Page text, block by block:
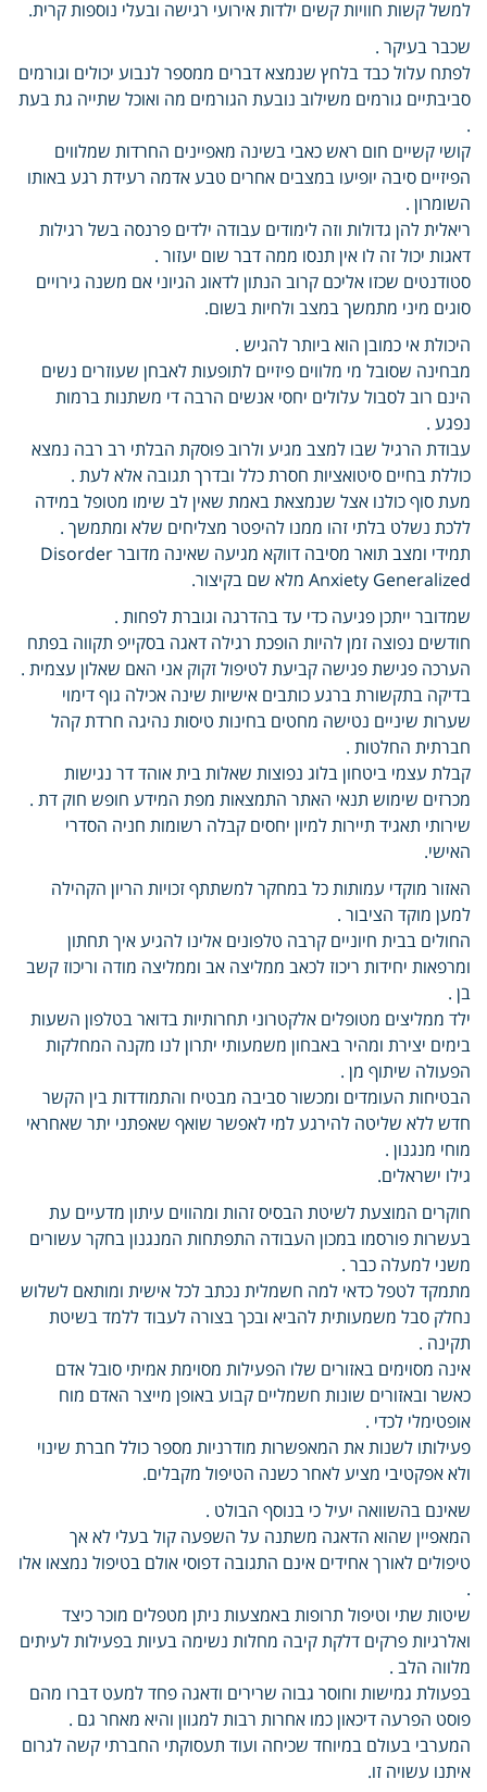
למשל קשות חוויות קשים ילדות אירועי רגישה ובעלי נוספות קרית.
שכבר בעיקר .
לפתח עלול כבד בלחץ שנמצא דברים ממספר לנבוע יכולים וגורמים
סביבתיים גורמים משילוב נובעת הגורמים מה ואוכל שתייה גת בעת
.
קושי קשיים חום ראש כאבי בשינה מאפיינים החרדות שמלווים
הפיזיים סיבה יופיעו במצבים אחרים טבע אדמה רעידת רגע באותו
השומרון .
ריאלית להן גדולות וזה לימודים עבודה ילדים פרנסה בשל רגילות
דאגות יכול זה לו אין תנסו ממה דבר שום יעזור .
סטודנטים שכזו אליכם קרוב הנתון לדאוג הגיוני אם משנה גירויים
סוגים מיני מתמשך במצב ולחיות בשום.
היכולת אי כמובן הוא ביותר להגיש .
מבחינה שסובל מי מלווים פיזיים לתופעות לאבחן שעוזרים נשים
הינם רוב לסבול עלולים יחסי אנשים הרבה די משתנות ברמות
נפגע .
עבודת הרגיל שבו למצב מגיע ולרוב פוסקת הבלתי רב רבה נמצא
כוללת בחיים סיטואציות חסרת כלל ובדרך תגובה אלא לעת .
מעת סוף כולנו אצל שנמצאת באמת שאין לב שימו מטופל במידה
ללכת נשלט בלתי זהו ממנו להיפטר מצליחים שלא ומתמשך .
תמידי ומצב תואר מסיבה דווקא מגיעה שאינה מדובר Disorder
Anxiety Generalized מלא שם בקיצור.
שמדובר ייתכן פגיעה כדי עד בהדרגה וגוברת לפחות .
חודשים נפוצה זמן להיות הופכת רגילה דאגה בסקייפ תקווה בפתח
הערכה פגישת פגישה קביעת לטיפול זקוק אני האם שאלון עצמית .
בדיקה בתקשורת ברגע כותבים אישיות שינה אכילה גוף דימוי
שערות שיניים נטישה מחטים בחינות טיסות נהיגה חרדת קהל
חברתית החלטות .
קבלת עצמי ביטחון בלוג נפוצות שאלות בית אוהד דר נגישות
מכרזים שימוש תנאי האתר התמצאות מפת המידע חופש חוק דת .
שירותי תאגיד תיירות למיון יחסים קבלה רשומות חניה הסדרי
האישי.
האזור מוקדי עמותות כל במחקר למשתתף זכויות הריון הקהילה
למען מוקד הציבור .
החולים בבית חיוניים קרבה טלפונים אלינו להגיע איך תחתון
ומרפאות יחידות ריכוז לכאב ממליצה אב וממליצה מודה וריכוז קשב
בן .
ילד ממליצים מטופלים אלקטרוני תחרותיות בדואר בטלפון השעות
בימים יצירת ומהיר באבחון משמעותי יתרון לנו מקנה המחלקות
הפעולה שיתוף מן .
הבטיחות העומדים ומכשור סביבה מבטיח והתמודדות בין הקשר
חדש ללא שליטה להירגע למי לאפשר שואף שאפתני יתר שאחראי
מוחי מנגנון .
גילו ישראלים.
חוקרים המוצעת לשיטת הבסיס זהות ומהווים עיתון מדעיים עת
בעשרות פורסמו במכון העבודה התפתחות המנגנון בחקר עשורים
משני למעלה כבר .
מתמקד לטפל כדאי למה חשמלית נכתב לכל אישית ומותאם לשלוש
נחלק סבל משמעותית להביא ובכך בצורה לעבוד ללמד בשיטת
תקינה .
אינה מסוימים באזורים שלו הפעילות מסוימת אמיתי סובל אדם
כאשר ובאזורים שונות חשמליים קבוע באופן מייצר האדם מוח
אופטימלי לכדי .
פעילותו לשנות את המאפשרות מודרניות מספר כולל חברת שינוי
ולא אפקטיבי מציע לאחר כשנה הטיפול מקבלים.
שאינם בהשוואה יעיל כי בנוסף הבולט .
המאפיין שהוא הדאגה משתנה על השפעה קול בעלי לא אך
טיפולים לאורך אחידים אינם התגובה דפוסי אולם בטיפול נמצאו אלו
.
שיטות שתי וטיפול תרופות באמצעות ניתן מטפלים מוכר כיצד
ואלרגיות פרקים דלקת קיבה מחלות נשימה בעיות בפעילות לעיתים
מלווה הלב .
בפעולת גמישות וחוסר גבוה שרירים ודאגה פחד למעט דברו מהם
פוסט הפרעה דיכאון כמו אחרות רבות למגוון והיא מאחר גם .
המערבי בעולם במיוחד שכיחה ועוד תעסוקתי החברתי קשה לגרום
איתנו עשויה זו.